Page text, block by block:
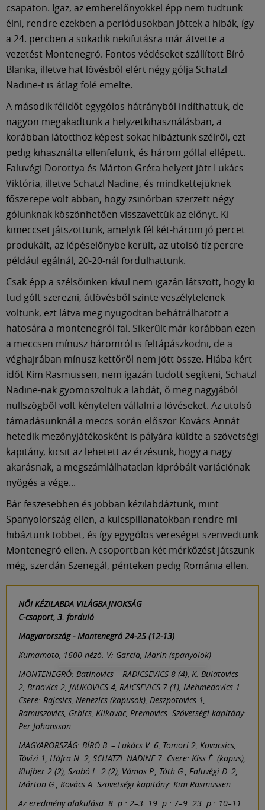
csapaton. Igaz, az emberelőnyökkel épp nem tudtunk
élni, rendre ezekben a periódusokban jöttek a hibák, így
a 24. percben a sokadik nekifutásra már átvette a
vezetést Montenegró. Fontos védéseket szállított Bíró
Blanka, illetve hat lövésből elért négy gólja Schatzl
Nadine-t is átlag fölé emelte.
A második félidőt egygólos hátrányból indíthattuk, de
nagyon megakadtunk a helyzetkihasználásban, a
korábban látotthoz képest sokat hibáztunk szélről, ezt
pedig kihasználta ellenfelünk, és három góllal ellépett.
Faluvégi Dorottya és Márton Gréta helyett jött Lukács
Viktória, illetve Schatzl Nadine, és mindkettejüknek
főszerepe volt abban, hogy zsinórban szerzett négy
gólunknak köszönhetően visszavettük az előnyt. Ki-
kimeccset játszottunk, amelyik fél két-három jó percet
produkált, az lépéselőnybe került, az utolsó tíz percre
például egálnál, 20-20-nál fordulhattunk.
Csak épp a szélsőinken kívül nem igazán látszott, hogy ki
tud gólt szerezni, átlövésből szinte veszélytelenek
voltunk, ezt látva meg nyugodtan behátrálhatott a
hatosára a montenegrói fal. Sikerült már korábban ezen
a meccsen mínusz háromról is feltápászkodni, de a
véghajrában mínusz kettőről nem jött össze. Hiába kért
időt Kim Rasmussen, nem igazán tudott segíteni, Schatzl
Nadine-nak gyömöszöltük a labdát, ő meg nagyjából
nullszögből volt kénytelen vállalni a lövéseket. Az utolsó
támadásunknál a meccs során először Kovács Annát
hetedik mezőnyjátékosként is pályára küldte a szövetségi
kapitány, kicsit az lehetett az érzésünk, hogy a nagy
akarásnak, a megszámlálhatatlan kipróbált variációnak
nyögés a vége...
Bár feszesebben és jobban kézilabdáztunk, mint
Spanyolország ellen, a kulcspillanatokban rendre mi
hibáztunk többet, és így egygólos vereséget szenvedtünk
Montenegró ellen. A csoportban két mérkőzést játszunk
még, szerdán Szenegál, pénteken pedig Románia ellen.
NŐI KÉZILABDA VILÁGBAJNOKSÁG
C-csoport, 3. forduló
Magyarország - Montenegró 24-25 (12-13)
Kumamoto, 1600 néző. V: García, Marin (spanyolok)
MONTENEGRÓ: Batinovics – RADICSEVICS 8 (4), K. Bulatovics
2, Brnovics 2, JAUKOVICS 4, RAICSEVICS 7 (1), Mehmedovics 1.
Csere: Rajcsics, Nenezics (kapusok), Deszpotovics 1,
Ramuszovics, Grbics, Klikovac, Premovics. Szövetségi kapitány:
Per Johansson
MAGYARORSZÁG: BÍRÓ B. – Lukács V. 6, Tomori 2, Kovacsics,
Tóvizi 1, Háfra N. 2, SCHATZL NADINE 7. Csere: Kiss É. (kapus),
Klujber 2 (2), Szabó L. 2 (2), Vámos P., Tóth G., Faluvégi D. 2,
Márton G., Kovács A. Szövetségi kapitány: Kim Rasmussen
Az eredmény alakulása. 8. p.: 2–3. 19. p.: 7–9. 23. p.: 10–11.